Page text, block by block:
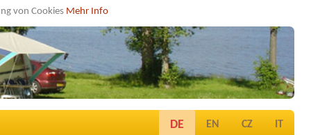
von Cookies Mehr Info
DE EN CZ IT